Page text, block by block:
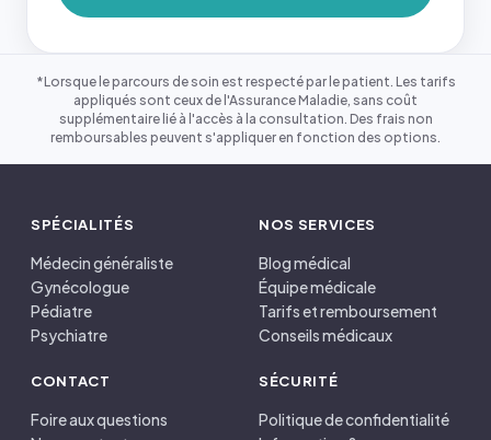
*Lorsque le parcours de soin est respecté par le patient. Les tarifs
appliqués sont ceux de l'Assurance Maladie, sans coût
supplémentaire lié à l'accès à la consultation. Des frais non
remboursables peuvent s'appliquer en fonction des options.
SPÉCIALITÉS
Médecin généraliste
Gynécologue
Pédiatre
Psychiatre
NOS SERVICES
Blog médical
Équipe médicale
Tarifs et remboursement
Conseils médicaux
CONTACT
Foire aux questions
SÉCURITÉ
Politique de confidentialité